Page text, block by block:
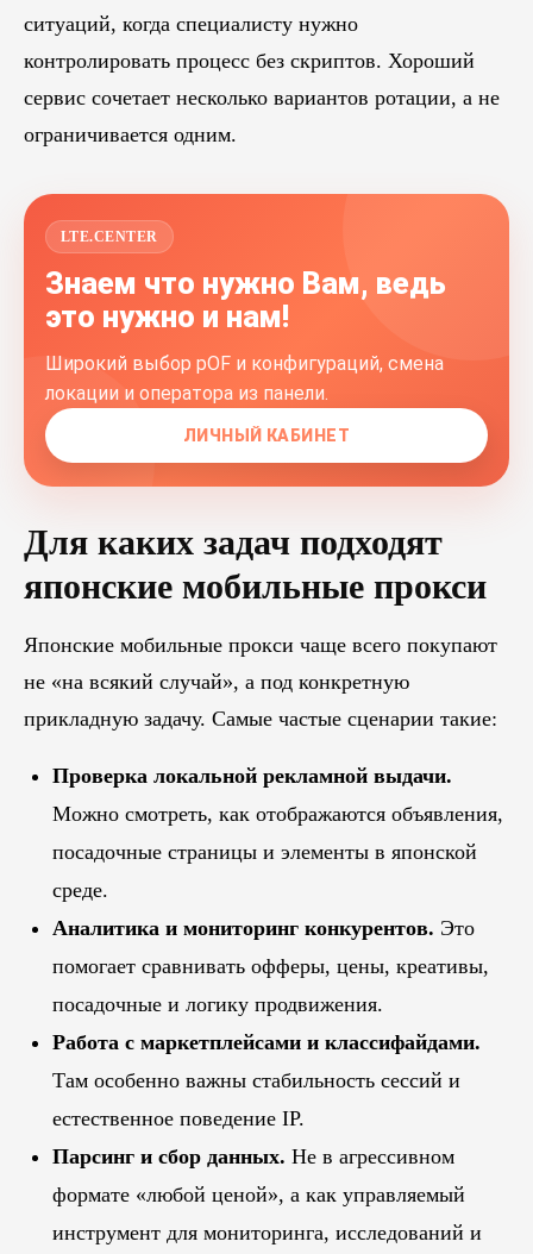
ситуаций, когда специалисту нужно
контролировать процесс без скриптов. Хороший
сервис сочетает несколько вариантов ротации, а не
ограничивается одним.
LTE.CENTER
Знаем что нужно Вам, ведь
это нужно и нам!
Широкий выбор pOF и конфигураций, смена
локации и оператора из панели.
ЛИЧНЫЙ КАБИНЕТ
Для каких задач подходят
японские мобильные прокси
Японские мобильные прокси чаще всего покупают
не «на всякий случай», а под конкретную
прикладную задачу. Самые частые сценарии такие:
Проверка локальной рекламной выдачи.
Можно смотреть, как отображаются объявления,
посадочные страницы и элементы в японской
среде.
Аналитика и мониторинг конкурентов. Это
помогает сравнивать офферы, цены, креативы,
посадочные и логику продвижения.
Работа с маркетплейсами и классифайдами.
Там особенно важны стабильность сессий и
естественное поведение IP.
Парсинг и сбор данных. Не в агрессивном
формате «любой ценой», а как управляемый
инструмент для мониторинга, исследований и